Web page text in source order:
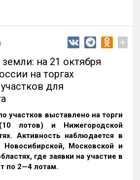
+
на 21 октября
на торгах
для
участков выставлено на торги
лотов) и Нижегородской
Активность наблюдается в
Новосибирской, Московской и
где заявки на участие в
по 2—4 лотам.